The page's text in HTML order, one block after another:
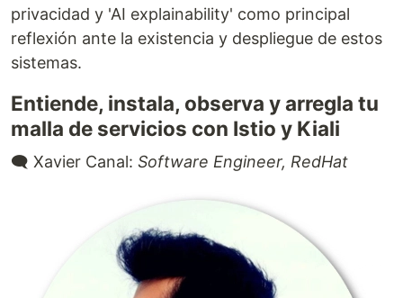
privacidad y 'AI explainability' como principal
reflexión ante la existencia y despliegue de estos
sistemas.
Entiende, instala, observa y arregla tu
malla de servicios con Istio y Kiali
🗨️ Xavier Canal: Software Engineer, RedHat